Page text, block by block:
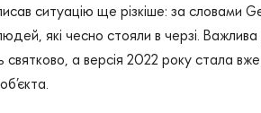
ситуацію ще різкіше: за словами
які чесно стояли в черзі.
святково, а версія 2022 року стала